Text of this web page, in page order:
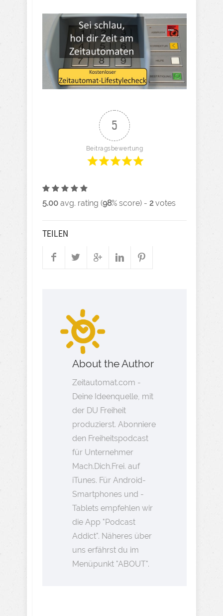
5
Beitragsbewertung
5.00 avg. rating (98% score) - 2 votes
TEILEN
About the Author
Zeitautomat.com -
Deine Ideenquelle, mit
der DU Freiheit
produzierst. Abonniere
den Freiheitspodcast
für Unternehmer
Mach.Dich.Frei. auf
iTunes. Für Android-
Smartphones und -
Tablets empfehlen wir
die App "Podcast
Addict". Näheres über
uns erfährst du im
Menüpunkt "ABOUT".